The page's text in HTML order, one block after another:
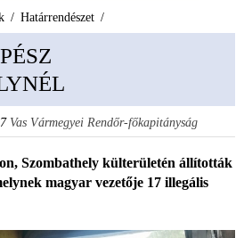
Határrendészet
Vas Vármegyei Rendőr-főkapitányság
Szombathely külterületén állították
magyar vezetője 17 illegális